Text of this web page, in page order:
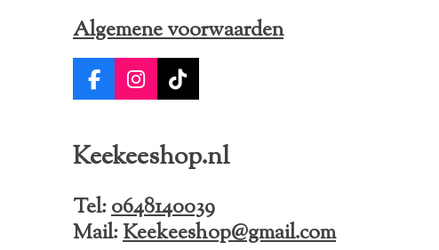
Algemene voorwaarden
F
a
b
o
k
I
n
a
r
a
m
T
i
o
Keekeeshop.nl
Tel:0648140039
Mail:Keekeeshop@gmail.com